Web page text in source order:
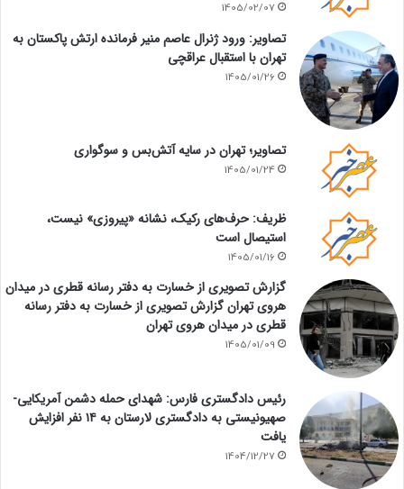
1405/02/07
تصاویر: ورود ژنرال عاصم منیر فرمانده ارتش پاکستان به
تهران با استقبال عراقچی
1405/01/26
تصاویر؛ تهران در سایه آتش‌بس و سوگواری
1405/01/24
ظریف: حرف‌های رکیک، نشانه «پیروزی» نیست،
استیصال است
1405/01/16
گزارش تصویری از خسارت به دفتر رسانه قطری در میدان
هروی تهران گزارش تصویری از خسارت به دفتر رسانه
قطری در میدان هروی تهران
1405/01/09
رئیس دادگستری فارس: شهدای حمله دشمن آمریکایی-
صهیونیستی به دادگستری لارستان به ۱۴ نفر افزایش
یافت
1404/12/27